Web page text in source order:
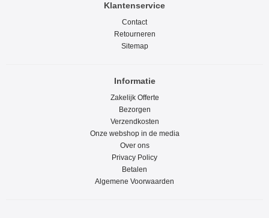
Klantenservice
Contact
Retourneren
Sitemap
Informatie
Zakelijk Offerte
Bezorgen
Verzendkosten
Onze webshop in de media
Over ons
Privacy Policy
Betalen
Algemene Voorwaarden